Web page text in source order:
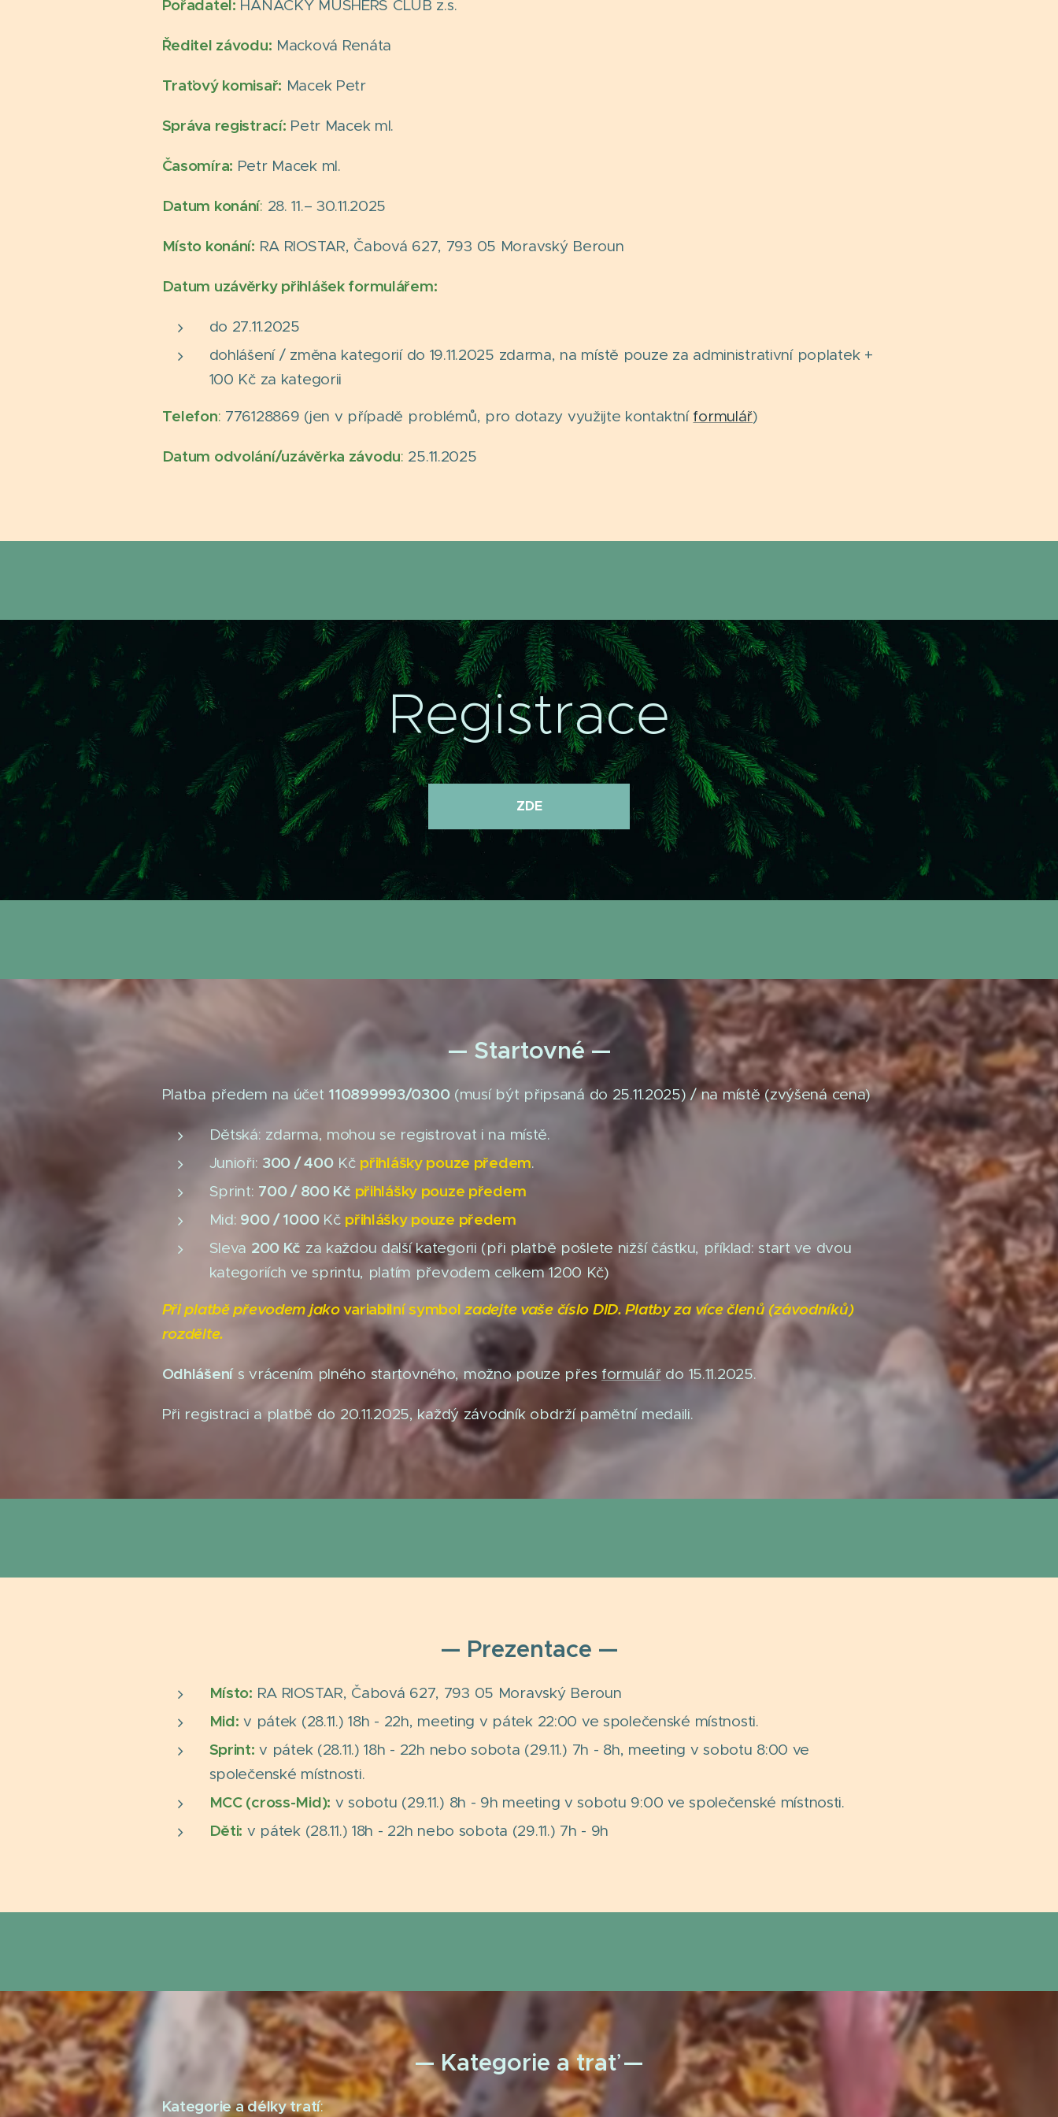
Pořadatel: HANÁCKÝ MUSHERS CLUB z.s.
Ředitel závodu: Macková Renáta
Traťový komisař: Macek Petr
Správa registrací: Petr Macek ml.
Časomíra: Petr Macek ml.
Datum konání: 28. 11.– 30.11.2025
Místo konání: RA RIOSTAR, Čabová 627, 793 05 Moravský Beroun
Datum uzávěrky přihlášek formulářem:
do 27.11.2025
dohlášení / změna kategorií do 19.11.2025 zdarma, na místě pouze za administrativní poplatek +
100 Kč za kategorii
Telefon: 776128869 (jen v případě problémů, pro dotazy využijte kontaktní formulář)
Datum odvolání/uzávěrka závodu: 25.11.2025
Registrace
ZDE
— Startovné —
Platba předem na účet 110899993/0300(musí být připsaná do 25.11.2025) / na místě (zvýšená cena)
Dětská: zdarma, mohou se registrovat i na místě.
Junioři: 300 / 400Kč přihlášky pouze předem.
Sprint: 700 / 800 Kč přihlášky pouze předem
Mid: 900 / 1000 Kč přihlášky pouze předem
Sleva 200 Kč za každou další kategorii (při platbě pošlete nižší částku, příklad: start ve dvou
kategoriích ve sprintu, platím převodem celkem 1200 Kč)
Při platbě převodem jakovariabilní symbol zadejte vaše číslo DID. Platby za více členů (závodníků)
rozdělte.
Odhlášenís vrácením plného startovného, možno pouze přes formulářdo 15.11.2025.
Při registraci a platbě do 20.11.2025, každý závodník obdrží pamětní medaili.
— Prezentace —
Místo: RA RIOSTAR, Čabová 627, 793 05 Moravský Beroun
Mid: v pátek (28.11.) 18h - 22h, meeting v pátek 22:00 ve společenské místnosti.
Sprint: v pátek (28.11.) 18h - 22h nebo sobota (29.11.) 7h - 8h, meeting v sobotu 8:00 ve
společenské místnosti.
MCC (cross-Mid): v sobotu (29.11.) 8h - 9h meeting v sobotu 9:00 ve společenské místnosti.
Děti: v pátek (28.11.) 18h - 22h nebo sobota (29.11.) 7h - 9h
— Kategorie a trať —
Kategorie a délky tratí: